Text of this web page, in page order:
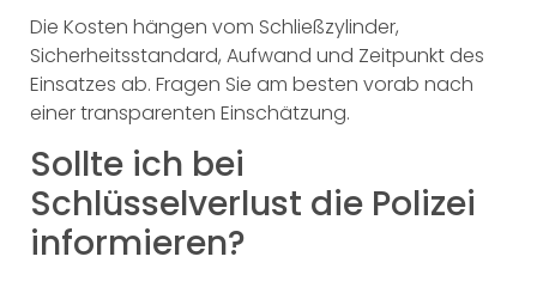
Die Kosten hängen vom Schließzylinder,
Sicherheitsstandard, Aufwand und Zeitpunkt des
Einsatzes ab. Fragen Sie am besten vorab nach
einer transparenten Einschätzung.
Sollte ich bei
Schlüsselverlust die Polizei
informieren?